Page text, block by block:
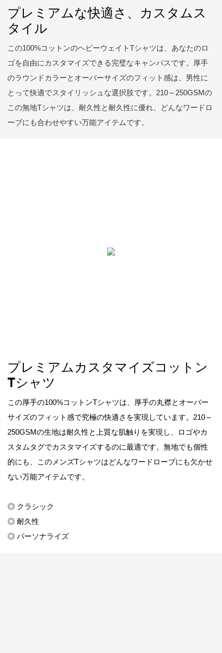
プレミアムな快適さ、カスタムス
タイル
この100%コットンのヘビーウェイトTシャツは、あなたのロ
ゴを自由にカスタマイズできる完璧なキャンバスです。厚手
のラウンドカラーとオーバーサイズのフィット感は、男性に
とって快適でスタイリッシュな選択肢です。210～250GSMの
この無地Tシャツは、耐久性と耐久性に優れ、どんなワードロ
ーブにも合わせやすい万能アイテムです。
プレミアムカスタマイズコットン
Tシャツ
この厚手の100%コットンTシャツは、厚手の丸襟とオーバー
サイズのフィット感で究極の快適さを実現しています。210～
250GSMの生地は耐久性と上質な肌触りを実現し、ロゴやカ
スタムタグでカスタマイズするのに最適です。無地でも個性
的にも、このメンズTシャツはどんなワードローブにも欠かせ
ない万能アイテムです。
◎ クラシック
◎ 耐久性
◎ パーソナライズ